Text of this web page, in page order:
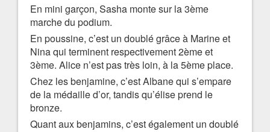
En mini garçon, Sasha monte sur la 3ème
marche du podium.
En poussine, c’est un doublé grâce à Marine et
Nina qui terminent respectivement 2ème et
3ème. Alice n’est pas très loin, à la 5ème place.
Chez les benjamine, c’est Albane qui s’empare
de la médaille d’or, tandis qu’élise prend le
bronze.
Quant aux benjamins, c’est également un doublé